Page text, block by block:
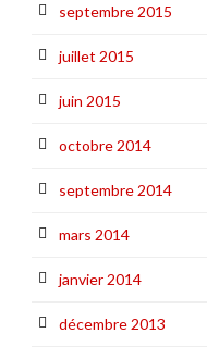
septembre 2015
juillet 2015
juin 2015
octobre 2014
septembre 2014
mars 2014
janvier 2014
décembre 2013